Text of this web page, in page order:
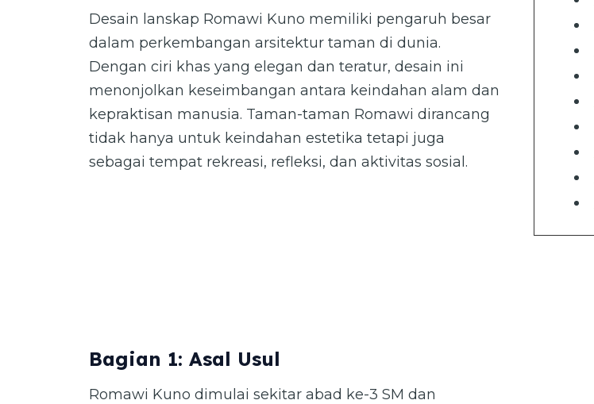
Desain lanskap Romawi Kuno memiliki pengaruh besar
dalam perkembangan arsitektur taman di dunia.
Dengan ciri khas yang elegan dan teratur, desain ini
menonjolkan keseimbangan antara keindahan alam dan
kepraktisan manusia. Taman-taman Romawi dirancang
tidak hanya untuk keindahan estetika tetapi juga
sebagai tempat rekreasi, refleksi, dan aktivitas sosial.
Bagian 1: Asal Usul
Romawi Kuno dimulai sekitar abad ke-3 SM dan